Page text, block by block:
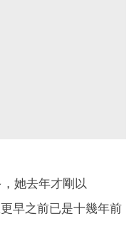
她去年才剛以
早之前已是十幾年前